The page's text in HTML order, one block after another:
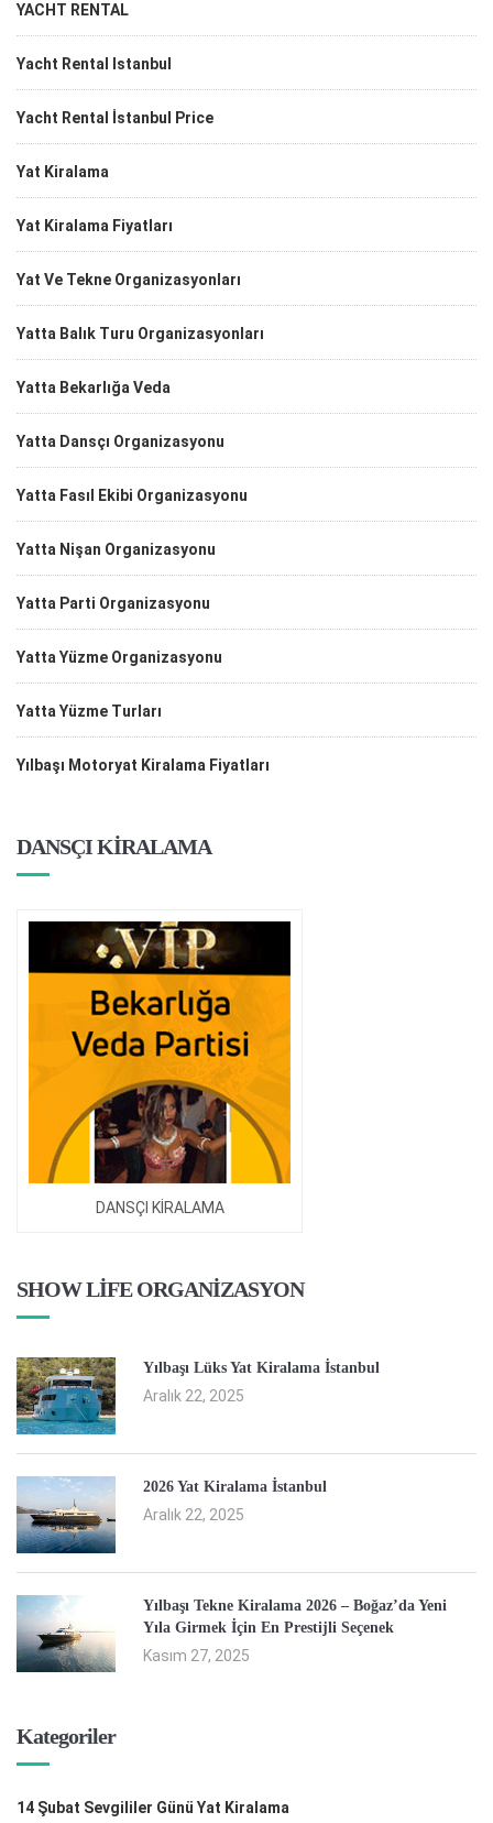
YACHT RENTAL
Yacht Rental Istanbul
Yacht Rental İstanbul Price
Yat Kiralama
Yat Kiralama Fiyatları
Yat Ve Tekne Organizasyonları
Yatta Balık Turu Organizasyonları
Yatta Bekarlığa Veda
Yatta Dansçı Organizasyonu
Yatta Fasıl Ekibi Organizasyonu
Yatta Nişan Organizasyonu
Yatta Parti Organizasyonu
Yatta Yüzme Organizasyonu
Yatta Yüzme Turları
Yılbaşı Motoryat Kiralama Fiyatları
DANSÇI KİRALAMA
DANSÇI KİRALAMA
SHOW LİFE ORGANİZASYON
Yılbaşı Lüks Yat Kiralama İstanbul
Aralık 22, 2025
2026 Yat Kiralama İstanbul
Aralık 22, 2025
Yılbaşı Tekne Kiralama 2026 – Boğaz’da Yeni
Yıla Girmek İçin En Prestijli Seçenek
Kasım 27, 2025
Kategoriler
14 Şubat Sevgililer Günü Yat Kiralama